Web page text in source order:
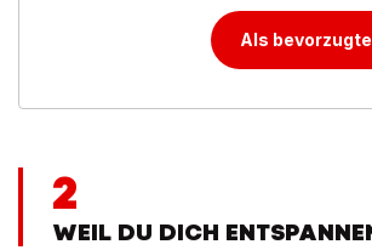
Als
2
WEIL DU DICH